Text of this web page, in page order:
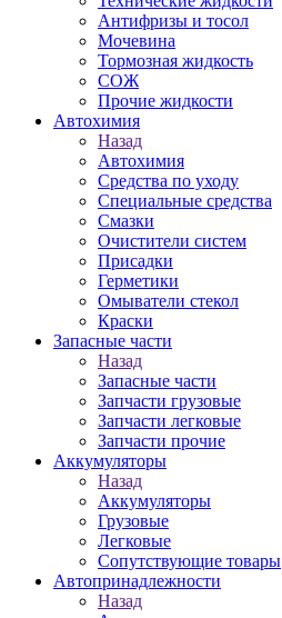
Антифризы и тосол
Мочевина
Тормозная жидкость
СОЖ
Прочие жидкости
Автохимия
Назад
Автохимия
Средства по уходу
Специальные средства
Смазки
Очистители систем
Присадки
Герметики
Омыватели стекол
Краски
Запасные части
Назад
Запасные части
Запчасти грузовые
Запчасти легковые
Запчасти прочие
Аккумуляторы
Назад
Аккумуляторы
Грузовые
Легковые
Сопутствующие товары
Автопринадлежности
Назад